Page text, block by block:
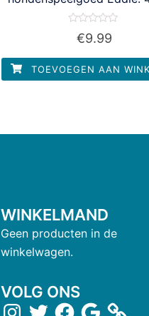
Waardering
5
€9.99
TOEVOEGEN AAN
WINKELMAND
Geen producten in de
winkelwagen.
VOLG ONS